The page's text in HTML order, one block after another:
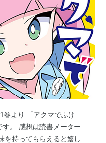
巻より 「アクマでふけ
。 感想は読書メーター
を持ってもらえると嬉し